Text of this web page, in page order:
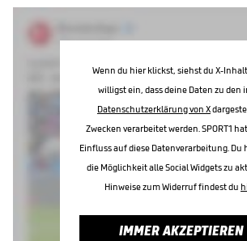
Wenn du hier klickst, siehst du X-
willigst ein, dass deine Daten zu den
Datenschutzerklärung von X
Zwecken verarbeitet werden. SPORT1
Einfluss auf diese Datenverarbeitung. Du
die Möglichkeit alle Social Widgets zu
Hinweise zum Widerruf findest du
IMMER AKZEPTIEREN